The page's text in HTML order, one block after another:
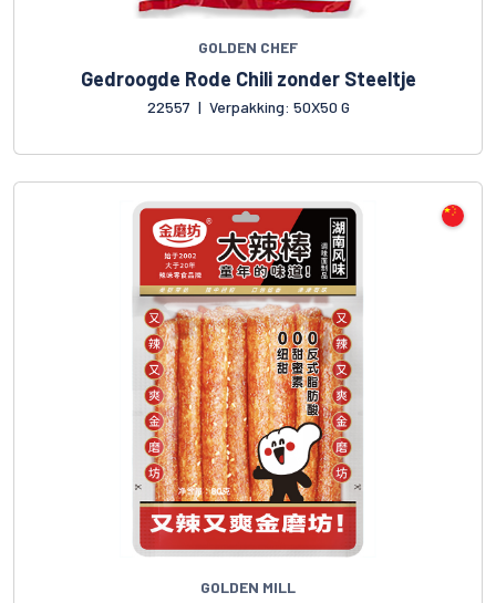
GOLDEN CHEF
Gedroogde Rode Chili zonder Steeltje
22557 | Verpakking: 50X50 G
GOLDEN MILL